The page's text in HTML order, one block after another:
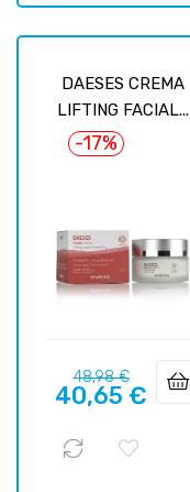
DAESES CREMA
LIFTING FACIAL...
-17%
Prix
habituel
48,98 €Prix
40,65 €